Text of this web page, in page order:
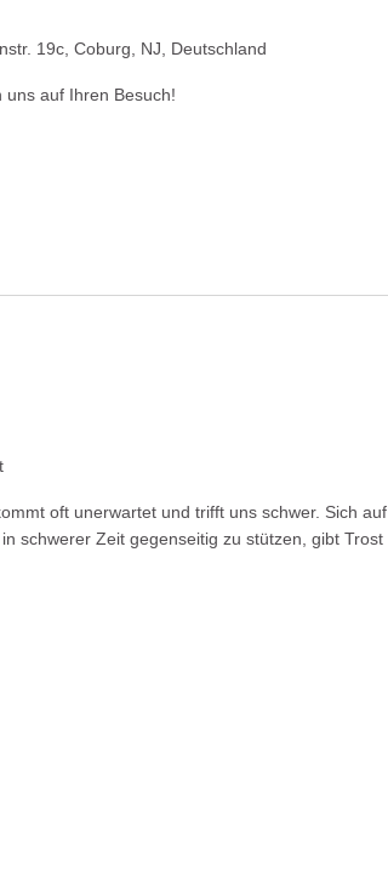
19c, Coburg, NJ, Deutschland
auf Ihren Besuch!
oft unerwartet und trifft uns schwer. Sich auf
schwerer Zeit gegenseitig zu stützen, gibt Trost